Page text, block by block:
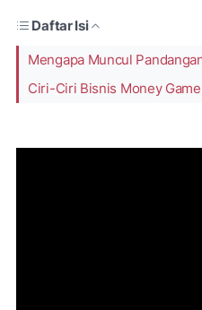
Daftar Isi
Mengapa Muncul
Ciri-Ciri Bisnis Money